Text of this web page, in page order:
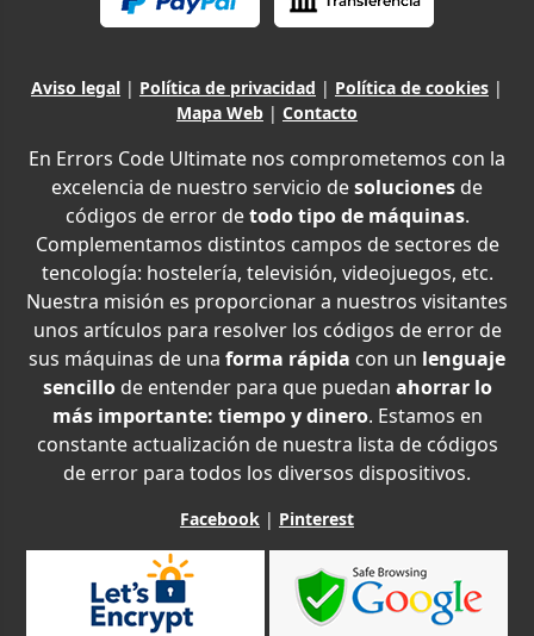
Aviso legal | Política de privacidad | Política de cookies |
Mapa Web | Contacto
En Errors Code Ultimate nos comprometemos con la
excelencia de nuestro servicio desoluciones de
códigos de error detodo tipo de máquinas.
Complementamos distintos campos de sectores de
tencología: hostelería, televisión, videojuegos, etc.
Nuestra misión es proporcionar a nuestros visitantes
unos artículos para resolver los códigos de error de
sus máquinas de una forma rápida con un lenguaje
sencillode entender para que puedan ahorrar lo
más importante: tiempo y dinero. Estamos en
constante actualización de nuestra lista de códigos
de error para todos los diversos dispositivos.
Facebook | Pinterest